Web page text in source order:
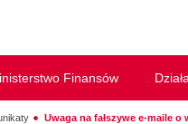
Finansów
Uwaga na fałszywe e-maile o